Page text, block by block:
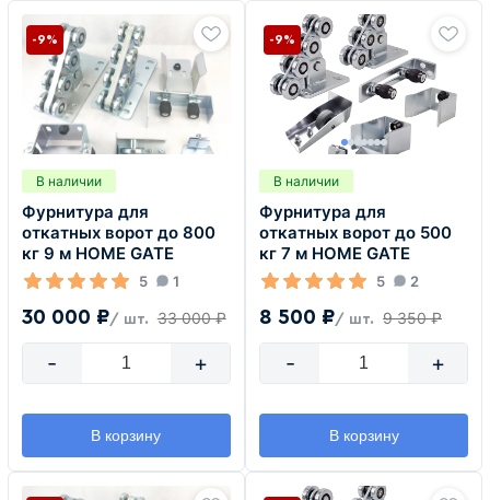
В наличии
Фурнитура для
откатных ворот до 800
кг 9 м HOME GATE
5 1
30 000 ₽/ шт. 33 000 ₽
-9%
- +
В корзину
В наличии
Фурнитура для
откатных ворот до 500
кг 7 м HOME GATE
5 2
8 500 ₽/ шт. 9 350 ₽
-9%
- +
В корзину